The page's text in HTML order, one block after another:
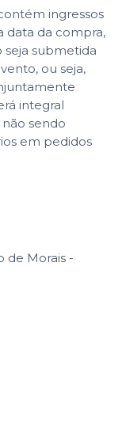
ingressos
data da compra,
seja submetida
ou seja,
integral
sendo
em pedidos
de Morais -